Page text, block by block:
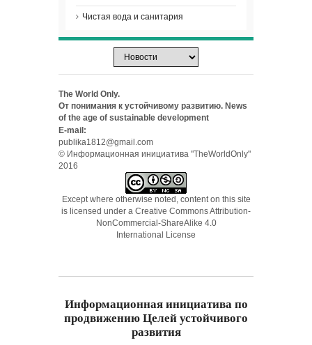
Чистая вода и санитария
The World Only.
От понимания к устойчивому развитию. News
of the age of sustainable development
E-mail:
publika1812@gmail.com
© Информационная инициатива "TheWorldOnly"
2016
Except where otherwise noted, content on this site
is licensed under a Creative Commons Attribution-
NonCommercial-ShareAlike 4.0
International License
Информационная инициатива по
продвижению Целей устойчивого
развития